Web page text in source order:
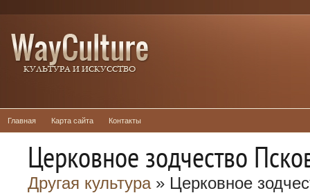
Главная Карта сайта Контакты
Церковное зодчество
Другая культура» Церковное